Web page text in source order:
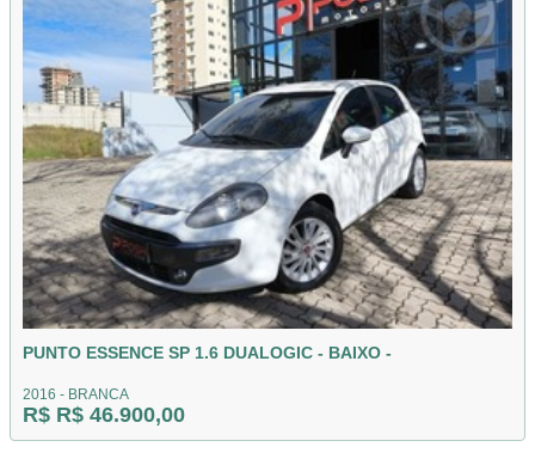
PUNTO ESSENCE SP 1.6 DUALOGIC - BAIXO -
2016 - BRANCA
R$ R$ 46.900,00